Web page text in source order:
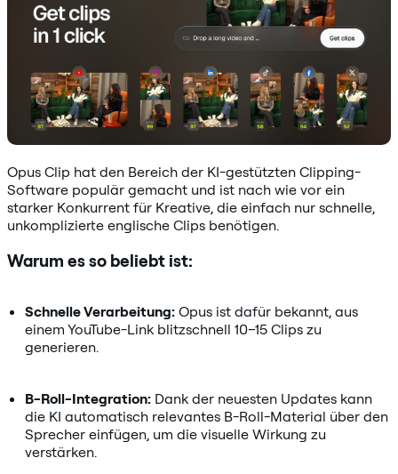
Opus Clip hat den Bereich der KI-gestützten Clipping-
Software populär gemacht und ist nach wie vor ein
starker Konkurrent für Kreative, die einfach nur schnelle,
unkomplizierte englische Clips benötigen.
Warum es so beliebt ist:
Schnelle Verarbeitung: Opus ist dafür bekannt, aus
einem YouTube-Link blitzschnell 10–15 Clips zu
generieren.
B-Roll-Integration: Dank der neuesten Updates kann
die KI automatisch relevantes B-Roll-Material über den
Sprecher einfügen, um die visuelle Wirkung zu
verstärken.